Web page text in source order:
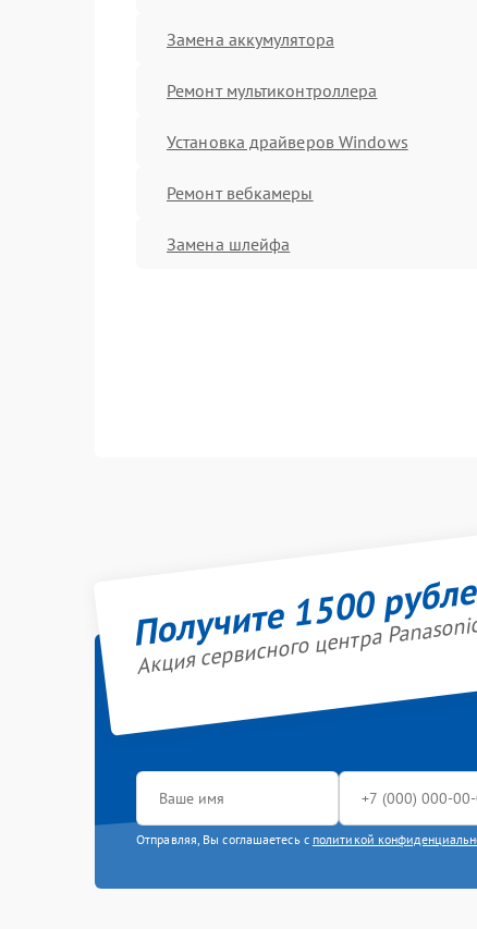
Замена аккумулятора
Ремонт мультиконтроллера
Установка драйверов Windows
Ремонт вебкамеры
Замена шлейфа
Получите 1500
Акция сервисного центра
Отправляя, Вы соглашаетесь с политикой